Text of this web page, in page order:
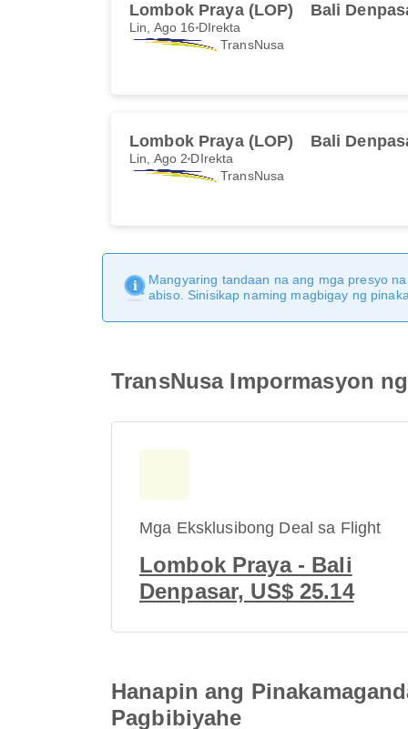
Lombok Praya (LOP) Bali
Lin, Ago 16 DIrekta
TransNusa
Lombok Praya (LOP) Bali
Lin, Ago 2 DIrekta
TransNusa
Mangyaring tandaan na ang mga presyo
abiso. Sinisikap naming magbigay ng
TransNusa Impormasyon
Mga Eksklusibong Deal sa Flight
Lombok Praya - Bali
Denpasar, US$ 25.14
Hanapin ang
Pagbibiyahe